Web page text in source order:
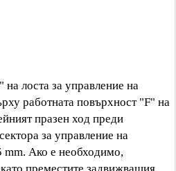
на лоста за управление на
работната повърхност "F" на
празен ход преди
за управление на
mm. Ако е необходимо,